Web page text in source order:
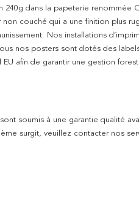
240g dans la papeterie renommée
non couché qui a une finition plus
Nos installations
nos posters sont dotés des
EU afin de garantir une gestion
soumis à une garantie qualité
surgit, veuillez contacter nos